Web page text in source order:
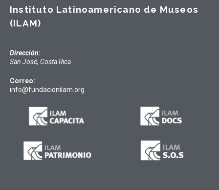
Instituto Latinoamericano de Museos
(ILAM)
Dirección:
San José, Costa Rica
Correo:
info@fundacionilam.org